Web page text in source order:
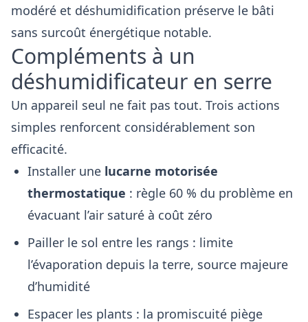
modéré et déshumidification préserve le bâti
sans surcoût énergétique notable.
Compléments à un
déshumidificateur en serre
Un appareil seul ne fait pas tout. Trois actions
simples renforcent considérablement son
efficacité.
Installer une lucarne motorisée
thermostatique : règle 60 % du problème en
évacuant l’air saturé à coût zéro
Pailler le sol entre les rangs : limite
l’évaporation depuis la terre, source majeure
d’humidité
Espacer les plants : la promiscuité piège